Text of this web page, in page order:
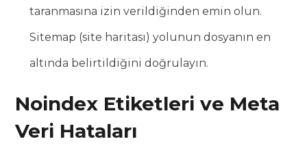
taranmasına izin verildiğinden emin olun.
Sitemap (site haritası) yolunun dosyanın en
altında belirtildiğini doğrulayın.
Noindex Etiketleri ve Meta
Veri Hataları